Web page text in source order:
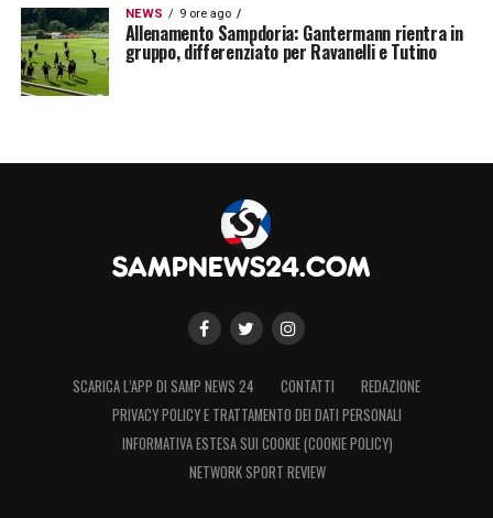
NEWS 9 ore ago
Allenamento Sampdoria: Gantermann rientra in
gruppo, differenziato per Ravanelli e Tutino
SCARICA L’APP DI SAMP NEWS 24 CONTATTI
REDAZIONE
PRIVACY POLICY E TRATTAMENTO DEI DATI PERSONALI
INFORMATIVA ESTESA SUI COOKIE (COOKIE POLICY)
NETWORK SPORT REVIEW